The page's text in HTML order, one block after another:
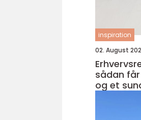
inspiration
02. August
sådan
og et